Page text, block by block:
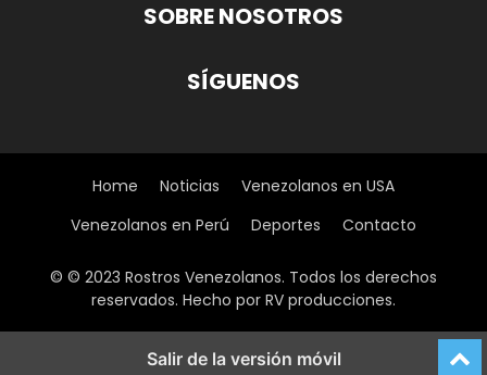
SOBRE NOSOTROS
SÍGUENOS
Home Noticias
Venezolanos en USA
Venezolanos en Perú
Deportes Contacto
© © 2023 Rostros Venezolanos. Todos los derechos
reservados. Hecho por RV producciones.
Salir de la versión móvil